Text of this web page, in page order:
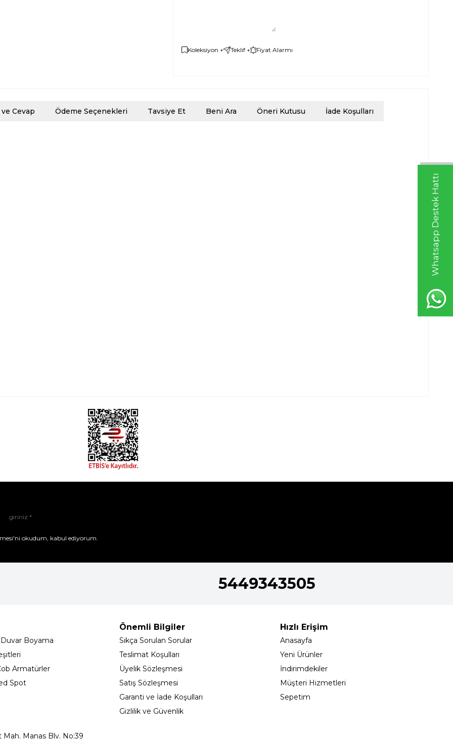
Whatsapp Destek Hattı
Koleksiyon + Teklif + Fiyat Alarmı
Cevap Ödeme Seçenekleri Tavsiye Et Beni Ara Öneri Kutusu İade Koşulları
okudum, kabul ediyorum.
5449343505
Boyama
Armatürler
Spot
Önemli Bilgiler
Sıkça Sorulan Sorular
Teslimat Koşulları
Üyelik Sözleşmesi
Satış Sözleşmesi
Garanti ve İade Koşulları
Gizlilik ve Güvenlik
Hızlı Erişim
Anasayfa
Yeni Ürünler
İndirimdekiler
Müşteri Hizmetleri
Sepetim
Mah. Manas Blv. No:39